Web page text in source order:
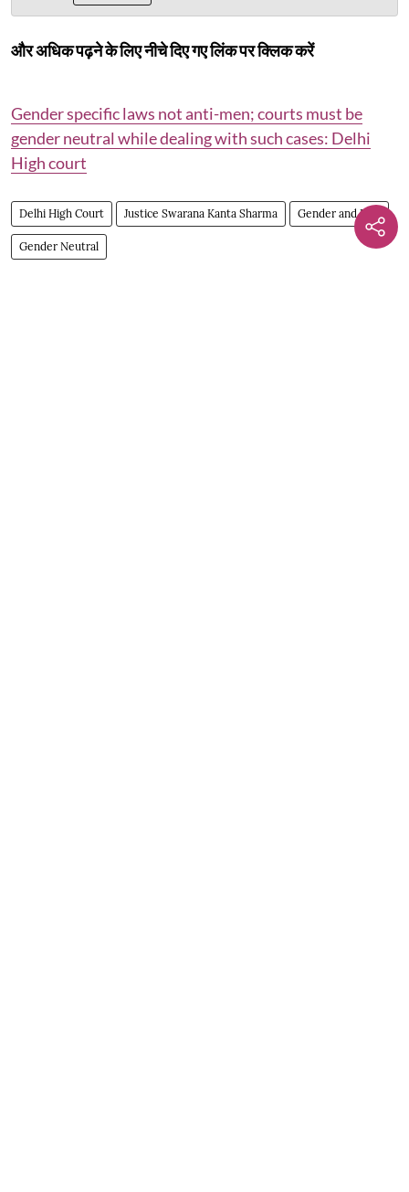
और अधिक पढ़ने के लिए नीचे दिए गए लिंक पर क्लिक करें
Gender specific laws not anti-men; courts must be
gender neutral while dealing with such cases: Delhi
High court
Delhi High Court Justice Swarana Kanta Sharma Gender and Law
Gender Neutral